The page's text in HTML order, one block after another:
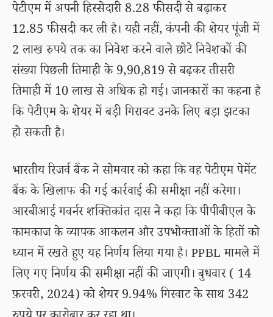
पेटीएम में अपनी हिस्सेदारी 8.28 फीसदी से बढ़ाकर
12.85 फीसदी कर ली है। यही नहीं, कंपनी की शेयर पूंजी में
2 लाख रुपये तक का निवेश करने वाले छोटे निवेशकों की
संख्या पिछली तिमाही के 9,90,819 से बढ़कर तीसरी
तिमाही में 10 लाख से अधिक हो गई। जानकारों का कहना है
कि पेटीएम के शेयर में बड़ी गिरावट उनके लिए बड़ा झटका
हो सकती है।
भारतीय रिजर्व बैंक ने सोमवार को कहा कि वह पेटीएम पेमेंट
बैंक के खिलाफ की गई कार्रवाई की समीक्षा नहीं करेगा।
आरबीआई गवर्नर शक्तिकांत दास ने कहा कि पीपीबीएल के
कामकाज के व्यापक आकलन और उपभोक्ताओं के हितों को
ध्यान में रखते हुए यह निर्णय लिया गया है। PPBL मामले में
लिए गए निर्णय की समीक्षा नहीं की जाएगी। बुधवार ( 14
फ़रवरी, 2024) को शेयर 9.94% गिरवाट के साथ 342